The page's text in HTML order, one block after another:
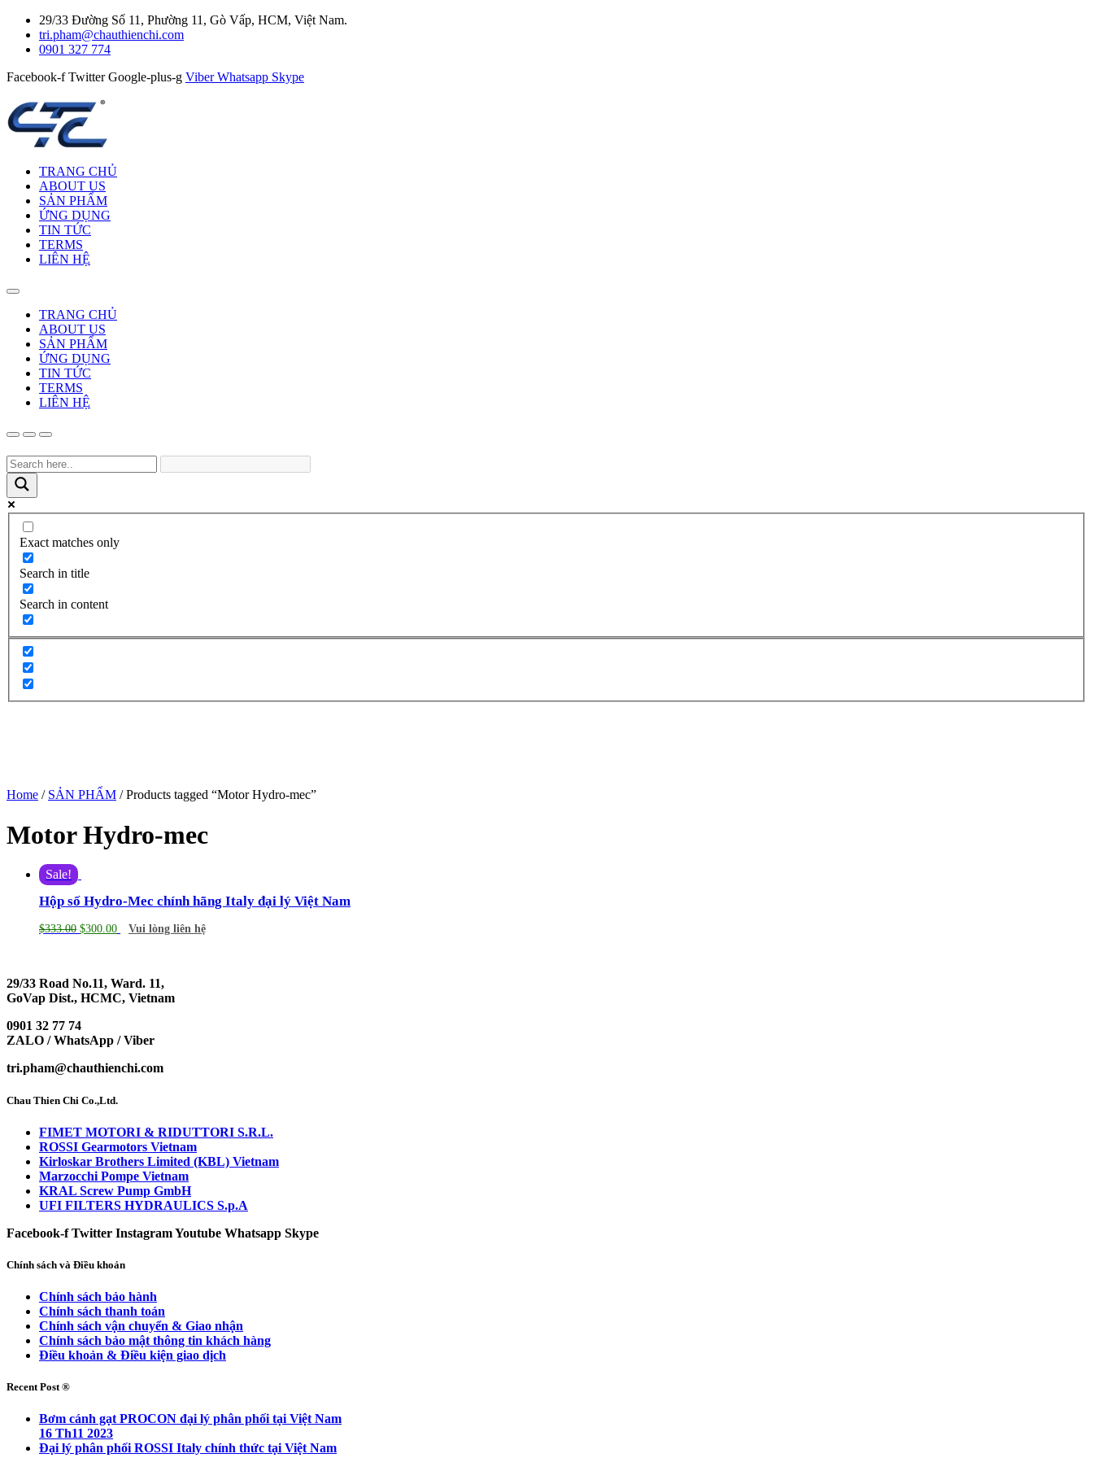
29/33 Đường Số 11, Phường 11, Gò Vấp, HCM, Việt Nam.
tri.pham@chauthienchi.com
0901 327 774
Facebook-f Twitter Google-plus-g Viber Whatsapp Skype
TRANG CHỦ
ABOUT US
SẢN PHẨM
ỨNG DỤNG
TIN TỨC
TERMS
LIÊN HỆ
TRANG CHỦ
ABOUT US
SẢN PHẨM
ỨNG DỤNG
TIN TỨC
TERMS
LIÊN HỆ
Exact matches only
Search in title
Search in content
Home / SẢN PHẨM / Products tagged “Motor Hydro-mec”
Motor Hydro-mec
Sale!
Hộp số Hydro-Mec chính hãng Italy đại lý Việt Nam
$333.00 $300.00 Vui lòng liên hệ
29/33 Road No.11, Ward. 11,
GoVap Dist., HCMC, Vietnam
0901 32 77 74
ZALO / WhatsApp / Viber
tri.pham@chauthienchi.com
Chau Thien Chi Co.,Ltd.
FIMET MOTORI & RIDUTTORI S.R.L.
ROSSI Gearmotors Vietnam
Kirloskar Brothers Limited (KBL) Vietnam
Marzocchi Pompe Vietnam
KRAL Screw Pump GmbH
UFI FILTERS HYDRAULICS S.p.A
Facebook-f Twitter InstagramYoutube Whatsapp Skype
Chính sách và Điều khoản
Chính sách bảo hành
Chính sách thanh toán
Chính sách vận chuyển & Giao nhận
Chính sách bảo mật thông tin khách hàng
Điều khoản & Điều kiện giao dịch
Recent Post ®
Bơm cánh gạt PROCON đại lý phân phối tại Việt Nam
16 Th11 2023
Đại lý phân phối ROSSI Italy chính thức tại Việt Nam